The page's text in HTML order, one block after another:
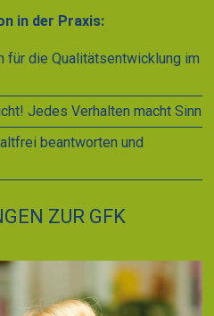
in der Praxis:
für die Qualitätsentwicklung im
Jedes Verhalten macht Sinn
beantworten und
ZUR GFK